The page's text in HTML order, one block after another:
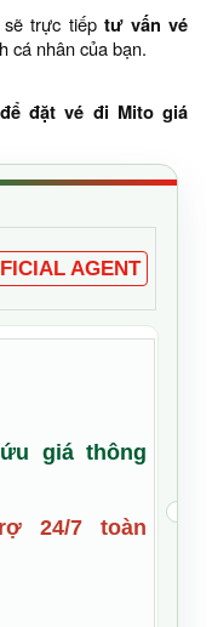
trực tiếp tư vấn vé
cá nhân của bạn.
đặt vé đi Mito giá
AGENT
giá thông
24/7 toàn